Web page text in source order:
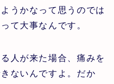
うかなって思うのでは
て大事なんです。
人が来た場合、痛みを
ないんですよ。だか